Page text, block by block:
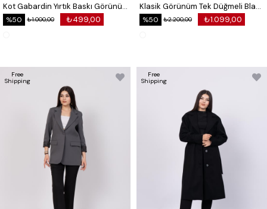
Kot Gabardin Yırtık Baskı Görünümlü Kısa Yelek 9131
₺499,00
₺1.000,00
%50
Klasik Görünüm Tek Düğmeli Blazer Ceket 8614
₺1.099,00
₺2.200,00
%50
Free
Shipping
Free
Shipping